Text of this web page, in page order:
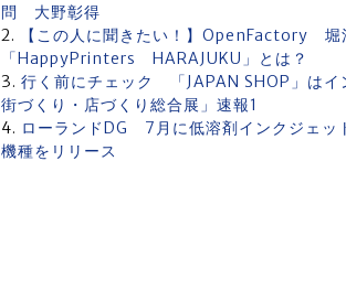
問 大野彰得
【この人に聞きたい！】OpenFactory
「HappyPrinters HARAJUKU」とは？
行く前にチェック 「JAPAN SHOP」は
街づくり・店づくり総合展」速報1
ローランドDG 7月に低溶剤インクジェ
機種をリリース